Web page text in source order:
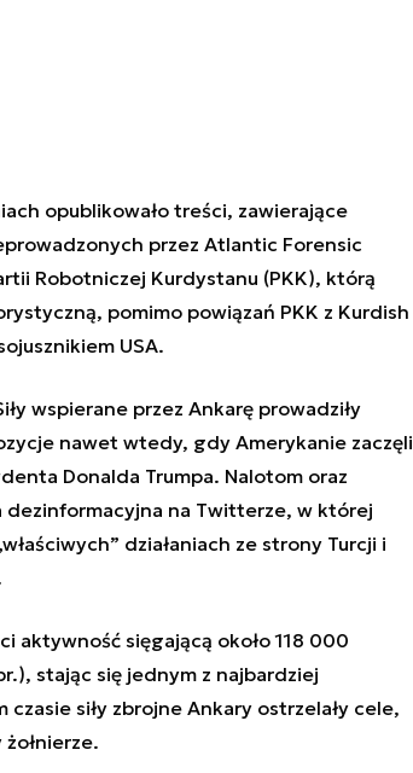
opublikowało treści, zawierające
przez Atlantic Forensic
Robotniczej Kurdystanu (PKK), którą
pomimo powiązań PKK z Kurdish
USA.
wspierane przez Ankarę prowadziły
nawet wtedy, gdy Amerykanie zaczęli
Donalda Trumpa. Nalotom oraz
dezinformacyjna na Twitterze, w której
działaniach ze strony Turcji i
aktywność sięgającą około 118 000
stając się jednym z najbardziej
siły zbrojne Ankary ostrzelały cele,